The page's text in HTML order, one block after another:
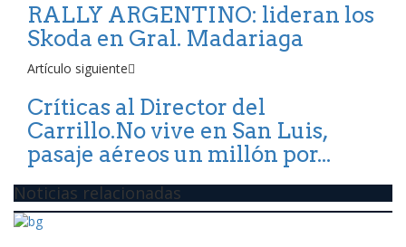
RALLY ARGENTINO: lideran los
Skoda en Gral. Madariaga
Artículo siguiente
Críticas al Director del
Carrillo.No vive en San Luis,
pasaje aéreos un millón por...
Noticias relacionadas